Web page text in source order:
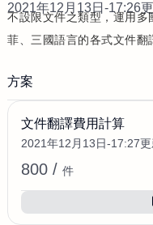
2021年12月13日-17:26
不設限文件之類型，運用多
菲、三國語言的各式文件翻
方案
文件翻譯費用計算
2021年12月13日-17:27
800 / 件